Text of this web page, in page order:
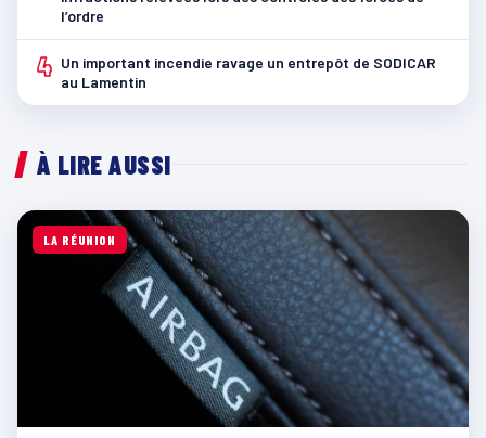
l’ordre
4 Un important incendie ravage un entrepôt de SODICAR
au Lamentin
À LIRE AUSSI
LA RÉUNION